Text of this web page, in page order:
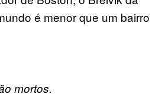
é menor que um bairro
mortos.